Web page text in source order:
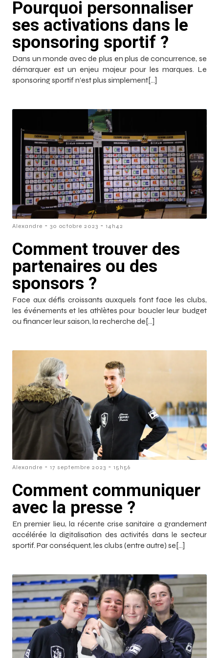
Pourquoi personnaliser
ses activations dans le
sponsoring sportif ?
Dans un monde avec de plus en plus de concurrence, se
démarquer est un enjeu majeur pour les marques. Le
sponsoring sportif n’est plus simplement[…]
Alexandre - 30 octobre 2023 - 14h42
Comment trouver des
partenaires ou des
sponsors ?
Face aux défis croissants auxquels font face les clubs,
les événements et les athlètes pour boucler leur budget
ou financer leur saison, la recherche de[…]
Alexandre - 17 septembre 2023 - 15h56
Comment communiquer
avec la presse ?
En premier lieu, la récente crise sanitaire a grandement
accélérée la digitalisation des activités dans le secteur
sportif. Par conséquent, les clubs (entre autre) se[…]